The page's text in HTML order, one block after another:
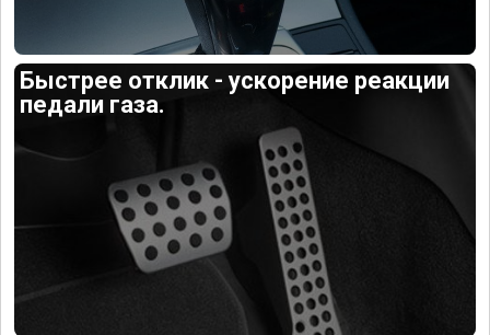
Быстрее отклик - ускорение реакции
педали газа.